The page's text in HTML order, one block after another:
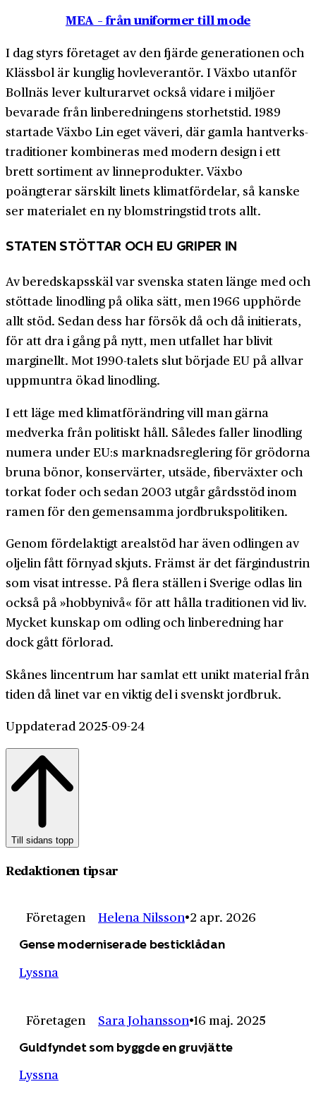
MEA – från uniformer till mode
I dag styrs företaget av den fjärde generationen och
Klässbol är kunglig hovleverantör. I Växbo utanför
Bollnäs lever kulturarvet också vidare i miljöer
bevarade från lin­beredningens storhetstid. 1989
startade Växbo Lin eget väveri, där gamla hantverks­
traditioner kombineras med modern design i ett
brett sortiment av linne­produkter. Växbo
poängterar särskilt linets klimat­fördelar, så kanske
ser materialet en ny blomstringstid trots allt.
STATEN STÖTTAR OCH EU GRIPER IN
Av beredskapsskäl var svenska staten länge med och
stöttade linodling på olika sätt, men 1966 upphörde
allt stöd. Sedan dess har försök då och då initierats,
för att dra i gång på nytt, men utfallet har blivit
marginellt. Mot 1990-talets slut började EU på allvar
uppmuntra ökad linodling.
I ett läge med klimatförändring vill man gärna
medverka från politiskt håll. Således faller linodling
numera under EU:s marknadsreglering för grödorna
bruna bönor, konservärter, utsäde, fiberväxter och
torkat foder och sedan 2003 utgår gårdsstöd inom
ramen för den gemensamma jordbrukspolitiken.
Genom fördelaktigt arealstöd har även odlingen av
oljelin fått förnyad skjuts. Främst är det färgindustrin
som visat intresse. På flera ställen i Sverige odlas lin
också på »hobbynivå« för att hålla traditionen vid liv.
Mycket kunskap om odling och linberedning har
dock gått förlorad.
Skånes lincentrum har samlat ett unikt material från
tiden då linet var en viktig del i svenskt jordbruk.
Uppdaterad 2025-09-24
Till sidans topp
Redaktionen tipsar
Företagen Helena Nilsson 2 apr. 2026
Gense moderniserade besticklådan
Lyssna
Företagen Sara Johansson 16 maj. 2025
Guldfyndet som byggde en gruvjätte
Lyssna